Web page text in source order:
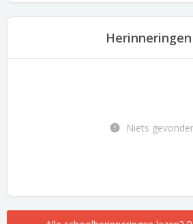
Herinneringen
Niets